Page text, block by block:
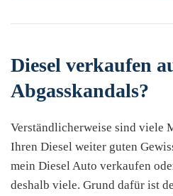
Diesel verkaufen
Abgasskandals?
Verständlicherweise sind viele
Ihren Diesel weiter guten
mein Diesel Auto verkaufen
deshalb viele. Grund dafür ist